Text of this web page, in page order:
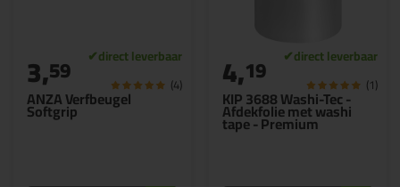
ANZA Verfbeugel
Softgrip
3,59 (4)
KIP 3688 Washi-Tec -
Afdekfolie met washi
tape - Premium
4,19 (1)